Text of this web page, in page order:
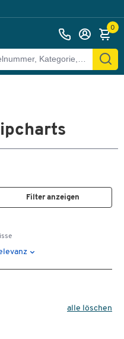
0
Filter anzeigen
alle löschen